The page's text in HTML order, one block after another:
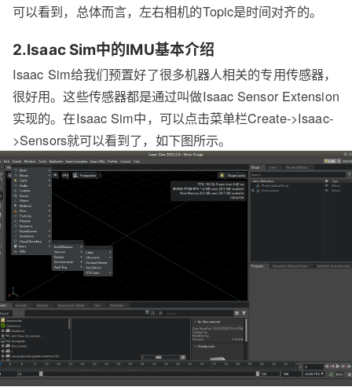
可以看到，总体而言，左右相机的Topic是时间对齐的。
2.Isaac Sim中的IMU基本介绍
Isaac Sim给我们预置好了很多机器人相关的专用传感器，
很好用。这些传感器都是通过叫做Isaac Sensor Extension
实现的。在Isaac Sim中，可以点击菜单栏Create->Isaac-
>Sensors就可以看到了，如下图所示。